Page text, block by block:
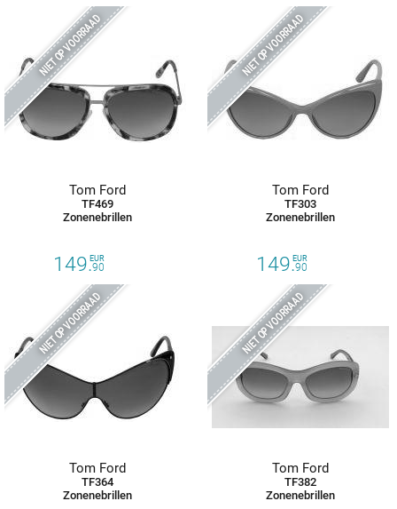
NIET OP VOORRAAD
Tom Ford
TF469
Zonenebrillen
149.90
EUR
NIET OP VOORRAAD
Tom Ford
TF303
Zonenebrillen
149.90
EUR
NIET OP VOORRAAD
Tom Ford
TF364
Zonenebrillen
NIET OP VOORRAAD
Tom Ford
TF382
Zonenebrillen